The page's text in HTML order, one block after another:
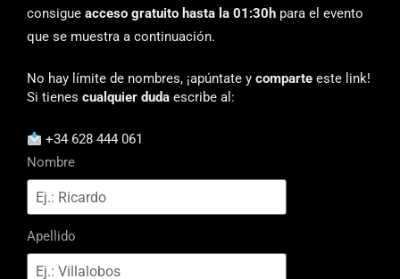
consigue acceso gratuito hasta la 01:30h para el evento
que se muestra a continuación.
No hay límite de nombres, ¡apúntate y comparte este link!
Si tienes cualquier duda escribe al:
+34 628 444 061
Nombre
Apellido